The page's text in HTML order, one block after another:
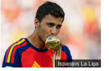
Ispanijos La Liga